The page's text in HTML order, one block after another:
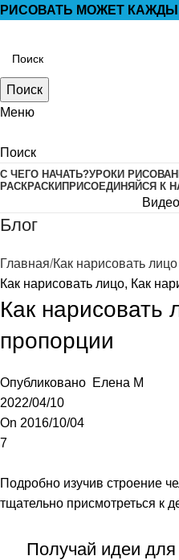
РИСОВАТЬ МОЖЕТ
Поиск
Меню
Поиск
С ЧЕГО НАЧАТЬ?УРОКИ
РАСКРАСКИ ПРИСОЕДИНЯЙСЯ К
Блог
Главная Как нарисовать лицо
Как нарисовать лицо, Как
Как нарисовать
пропорции
Опубликовано Елена М
2022/04/10
On 2016/10/04
7
Подробно изучив строение
тщательно присмотреться к
Получай идеи